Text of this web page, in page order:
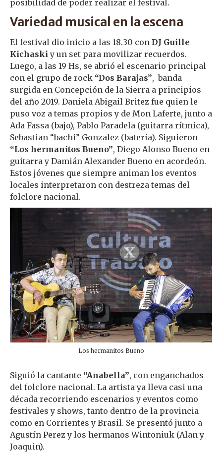
posibilidad de poder realizar el festival.
Variedad musical en la escena
El festival dio inicio a las 18.30 con DJ Guille
Kichaski y un set para movilizar recuerdos.
Luego, a las 19 Hs, se abrió el escenario principal
con el grupo de rock “Dos Barajas”, banda
surgida en Concepción de la Sierra a principios
del año 2019. Daniela Abigail Britez fue quien le
puso voz a temas propios y de Mon Laferte, junto a
Ada Fassa (bajo), Pablo Paradela (guitarra rítmica),
Sebastian “bachi” Gonzalez (batería). Siguieron
“Los hermanitos Bueno”, Diego Alonso Bueno en
guitarra y Damián Alexander Bueno en acordeón.
Estos jóvenes que siempre animan los eventos
locales interpretaron con destreza temas del
folclore nacional.
Los hermanitos Bueno
Siguió la cantante “Anabella”, con enganchados
del folclore nacional. La artista ya lleva casi una
década recorriendo escenarios y eventos como
festivales y shows, tanto dentro de la provincia
como en Corrientes y Brasil. Se presentó junto a
Agustín Perez y los hermanos Wintoniuk (Alan y
Joaquin).